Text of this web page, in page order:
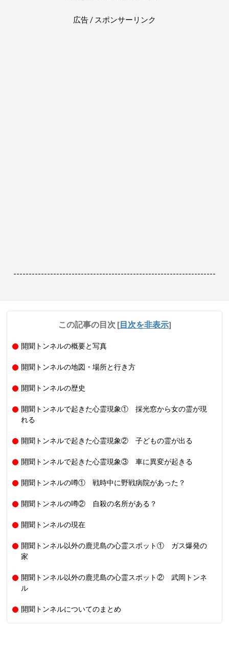
広告 / スポンサーリンク
------------------------------------------------------------------
この記事の目次 [目次を非表示]
開聞トンネルの概要と写真
開聞トンネルの地図・場所と行き方
開聞トンネルの歴史
開聞トンネルで起きた心霊現象① 採光窓から女の霊が現
れる
開聞トンネルで起きた心霊現象② 子どもの霊が出る
開聞トンネルで起きた心霊現象③ 車に異変が起きる
開聞トンネルの噂① 戦時中に野戦病院があった？
開聞トンネルの噂② 自殺の名所がある？
開聞トンネルの現在
開聞トンネル以外の鹿児島の心霊スポット① ガス爆発の
家
開聞トンネル以外の鹿児島の心霊スポット② 武岡トンネ
ル
開聞トンネルについてのまとめ